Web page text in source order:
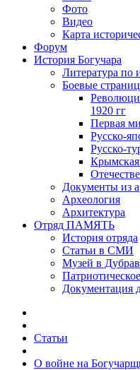
Фото
Видео
Карта
Форум
История Богучара
Литература по
Боевые
1920 гг
Первая
Русско-
Русско-
Крымская
Документы из
Археология
Архитектура
Отряд ПАМЯТЬ
История отряда
Статьи в СМИ
Музей в
Документация
Статьи
О войне на